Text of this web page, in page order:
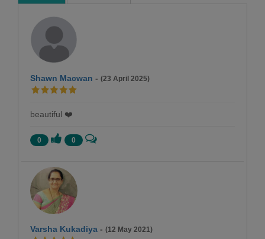
Shawn Macwan - (23 April 2025)
beautiful ❤️
0 0
Varsha Kukadiya - (12 May 2021)